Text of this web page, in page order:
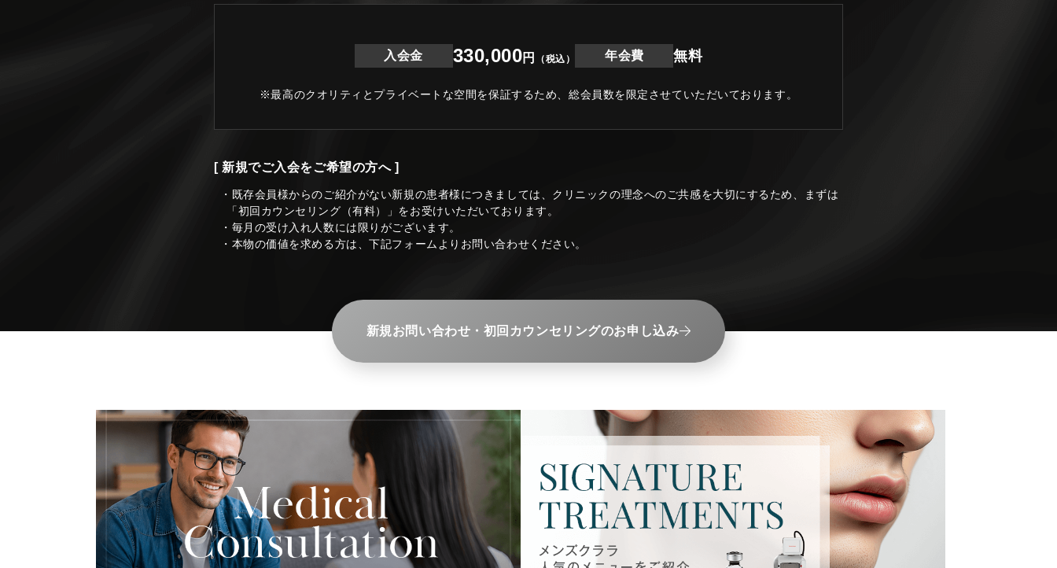
入会金 330,000円 （税込） 年会費 無料
※最高のクオリティとプライベートな空間を保証するため、 総会員数を限定させていただいております。
[ 新規でご入会をご希望の方へ ]
・既存会員様からのご紹介がない新規の患者様につきましては、クリニックの理念へのご共感を大切にするため、まずは
「初回カウンセリング（有料）」をお受けいただいております。
・毎月の受け入れ人数には限りがございます。
・本物の価値を求める方は、下記フォームよりお問い合わせください。
新規お問い合わせ・初回カウンセリングのお申し込み